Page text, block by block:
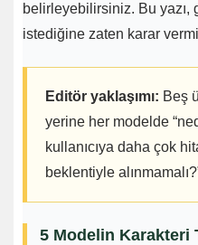
belirleyebilirsiniz. Bu yazı,
istediğine zaten karar
Editör yaklaşımı: Beş
yerine her modelde
kullanıcıya daha çok
beklentiyle
5 Modelin Karakteri